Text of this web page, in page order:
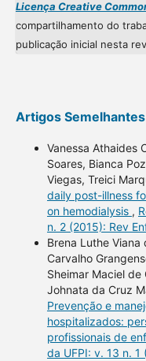
Licença Creative
compartilhamento do
publicação inicial nesta
Artigos Semelhantes
Vanessa Athaides
Soares, Bianca
Viegas, Treici
daily post-illness
on hemodialysis ,
n. 2 (2015): Rev
Brena Luthe
Carvalho
Sheimar Maciel de
Johnata da Cruz
Prevenção e
hospitalizados:
profissionais de
da UFPI: v. 13 n. 1